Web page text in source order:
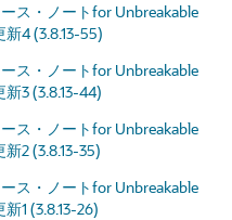
ス・ノートfor Unbreakable
4 (3.8.13-55)
ス・ノートfor Unbreakable
3 (3.8.13-44)
ス・ノートfor Unbreakable
2 (3.8.13-35)
ス・ノートfor Unbreakable
1 (3.8.13-26)